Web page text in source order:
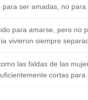
ser amadas, no para
para amarse, pero no
vivieron siempre
las faldas de las
cortas